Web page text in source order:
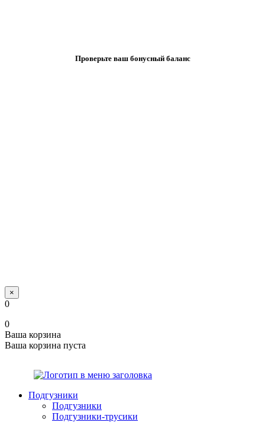
Проверьте ваш бонусный баланс
×
0
0
Ваша корзина
Ваша корзина пуста
Подгузники
Подгузники
Подгузники-трусики